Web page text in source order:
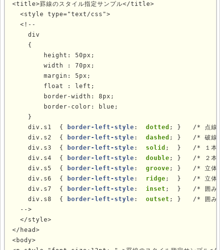
<title>罫線のスタイル指定サンプル</title>
  <style type="text/css">
  <!--
    div
    {
        height: 50px;
        width : 70px;
        margin: 5px;
        float : left;
        border-width: 8px;
        border-color: blue;
    }
    div.s1  {
border-left-style : dotted ; }   /* 点
    div.s2  {
border-left-style : dashed ; }   /* 破
    div.s3  {
border-left-style : solid ;  }   /* １
    div.s4  {
border-left-style : double ; }   /* ２
    div.s5  {
border-left-style : groove ; }   /* 立体
    div.s6  {
border-left-style : ridge ;  }   /* 立体
    div.s7  {
border-left-style : inset ;  }   /* 囲み立
    div.s8  {
border-left-style : outset ; }   /* 囲み立
  -->
  </style>
</head>
<body>